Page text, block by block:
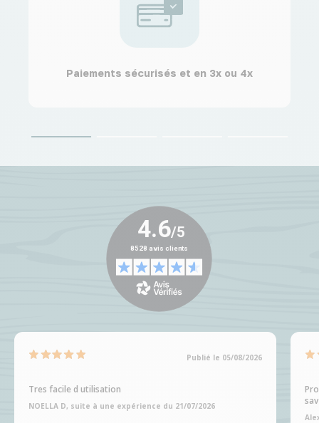
Paiements sécurisés et en 3x ou 4x
Publié le 05/08/2026
Tres facile d utilisation
NOELLA D, suite à une expérience du 21/07/2026